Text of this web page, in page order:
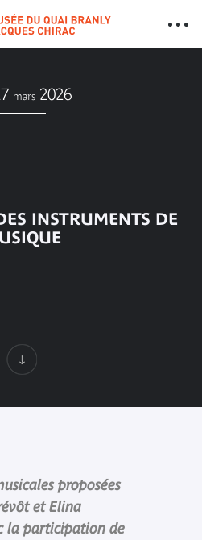
mars 2026
INSTRUMENTS DE
proposées
et Elina
la participation de